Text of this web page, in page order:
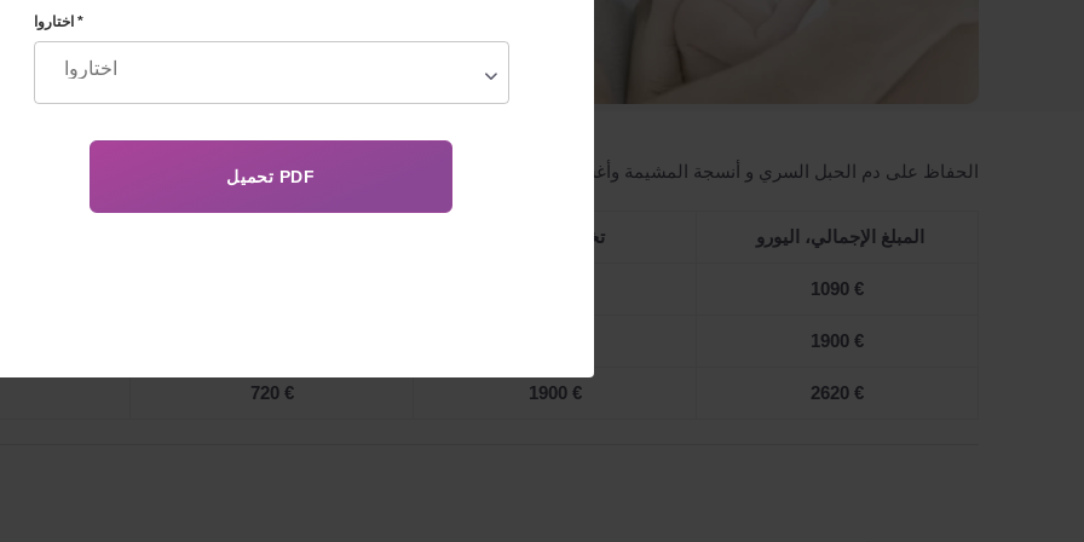
الحفاظ على دم الحبل السري و أنسجة المشيمة وأغشية الجنين
تخزين، اليورو المبلغ الإجمالي، اليورو
1090 €
1900 €
720 € 1900 € 2620 €
اختاروا *